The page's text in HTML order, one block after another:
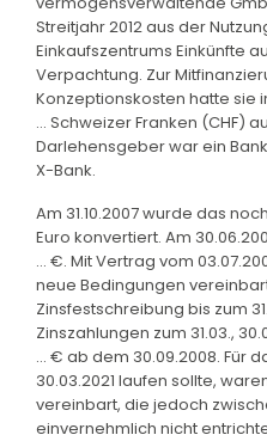
Streitjahr 2012 aus der
Einkaufszentrums Einkünfte
Verpachtung. Zur
Konzeptionskosten hatte sie
… Schweizer Franken (CHF)
Darlehensgeber war ein
X-Bank.
Am 31.10.2007 wurde das
Euro konvertiert. Am
… €. Mit Vertrag vom
neue Bedingungen
Zinsfestschreibung bis zum
Zinszahlungen zum 31.03.,
… € ab dem 30.09.2008. Für
30.03.2021 laufen sollte,
vereinbart, die jedoch
einvernehmlich nicht